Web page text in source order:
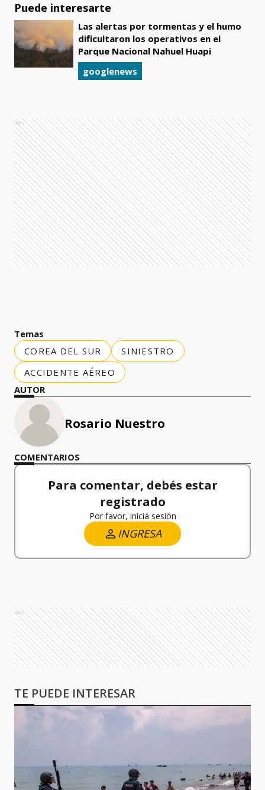
Puede interesarte
Las alertas por tormentas y el humo
dificultaron los operativos en el
Parque Nacional Nahuel Huapi
googlenews
Ads
Temas
COREA DEL SUR
SINIESTRO
ACCIDENTE AÉREO
AUTOR
Rosario Nuestro
COMENTARIOS
Para comentar, debés estar
registrado
Por favor, iniciá sesión
INGRESA
Ads
TE PUEDE INTERESAR